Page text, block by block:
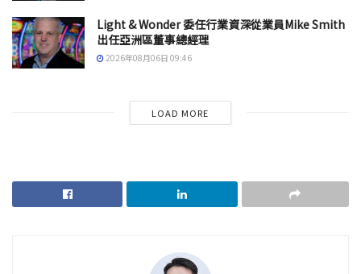
Light & Wonder 委任行業資深從業員Mike Smith
出任亞洲區董事總經理
2026年08月06日 09:46
LOAD MORE